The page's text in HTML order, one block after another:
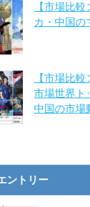
【市場比
カ・中国の
【市場比
市場世界ト
中国の市場
ントリー